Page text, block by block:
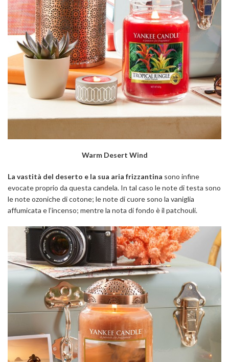
Warm Desert Wind
La vastità del deserto e la sua aria frizzantina sono infine
evocate proprio da questa candela. In tal caso le note di testa sono
le note ozoniche di cotone; le note di cuore sono la vaniglia
affumicata e l’incenso; mentre la nota di fondo è il patchouli.